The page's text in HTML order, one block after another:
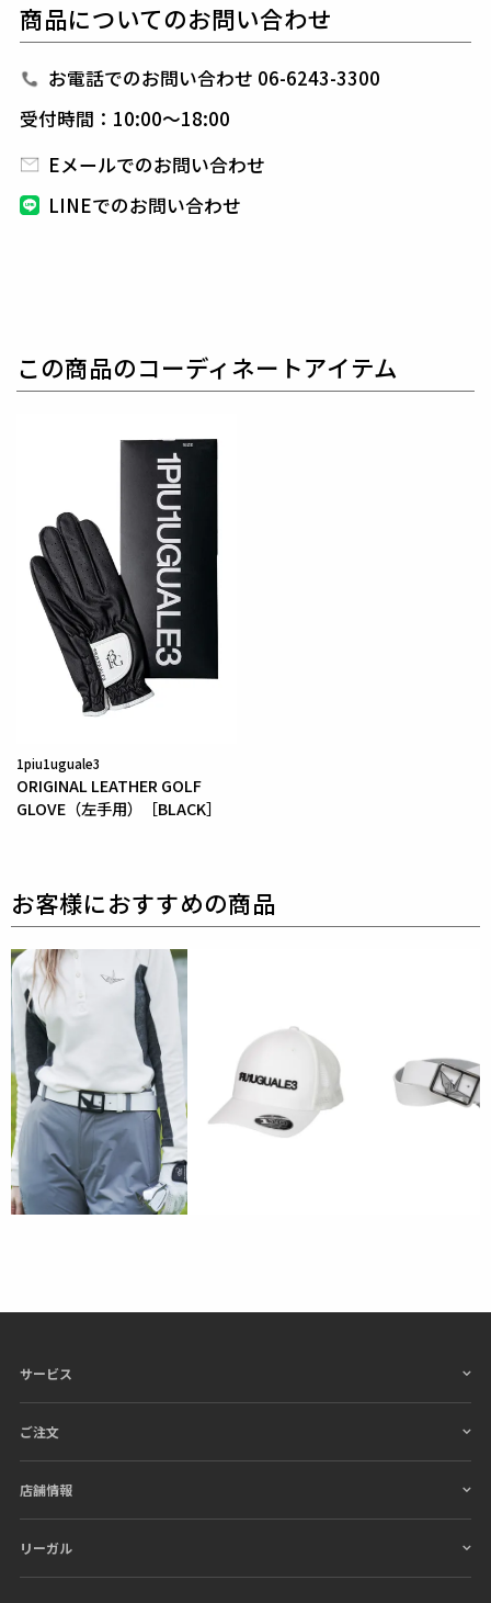
す。
品質とデザイン性の優れたこのアイテムは、ゴルフ場
だけでなく、街中やアウトドアでも一目見ることは間
高品質な素材と洗練されたデザインで、ファッション
性と実用性を両立させた1PIU1UGUALE3 GOLFの一
グジュアリーブランドが提案する、高いデザイン性と
なハイテク素材を採用し、ただ派手な物ではなくテー
ラーリングを得意とする
ターンにより、洗練された高いデザイン性と
ィッティングを兼ね備え着る者全てに高揚感と優越感
をもたらします。
素材
ポリエステル100%
商品についてのお問い合わせ
お電話でのお問い合わせ 06-6243-3300
受付時間：10:00～18:00
Eメールでのお問い合わせ
LINEでのお問い合わせ
この商品のコーディネートアイテム
1piu1uguale3
ORIGINAL LEATHER GOLF
GLOVE（左手用）［BLACK］
サービス
ご注文
店舗情報
リーガル